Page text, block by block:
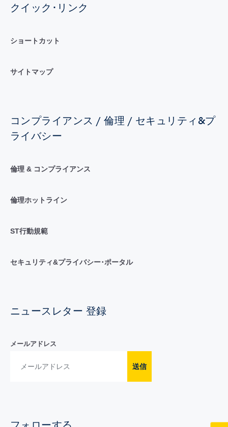
クイック･リンク
ショートカット
サイトマップ
コンプライアンス / 倫理 / セキュリティ&プ
ライバシー
倫理 & コンプライアンス
倫理ホットライン
ST行動規範
セキュリティ&プライバシー･ポータル
ニュースレター 登録
メールアドレス
送信